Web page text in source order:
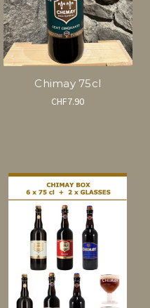
Chimay 75cl
CHF7.90